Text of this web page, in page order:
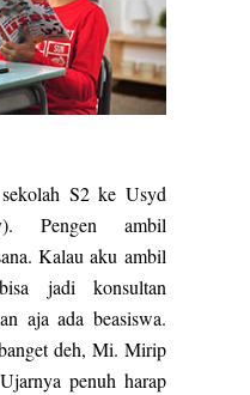
S2 ke Usyd
Pengen ambil
Kalau aku ambil
jadi konsultan
aja ada beasiswa.
deh, Mi. Mirip
penuh harap